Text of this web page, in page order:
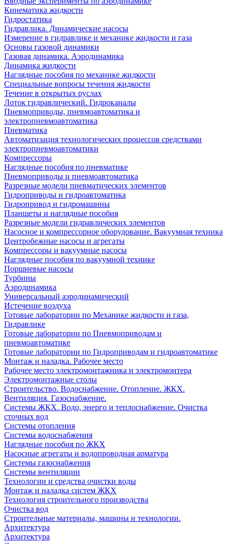
Кинематика жидкости
Гидростатика
Гидравлика. Динамические насосы
Измерение в гидравлике и механике жидкости и газа
Основы газовой динамики
Газовая динамика. Аэродинамика
Динамика жидкости
Наглядные пособия по механике жидкости
Специальные вопросы течения жидкости
Течение в открытых руслах
Лоток гидравлический. Гидроканалы
Пневмоприводы, пневмоавтоматика и
электропневмоавтоматика
Пневматика
Автоматизация технологических процессов средствами
электропневмоавтоматики
Компрессоры
Наглядные пособия по пневматике
Пневмоприводы и пневмоавтоматика
Разрезные модели пневматических элементов
Гидроприводы и гидроавтоматика
Гидропривод и гидромашины
Планшеты и наглядные пособия
Разрезные модели гидравлических элементов
Насосное и компрессорное оборудование. Вакуумная техника
Центробежные насосы и агрегаты
Компрессоры и вакуумные насосы
Наглядные пособия по вакуумной технике
Поршневые насосы
Турбины
Аэродинамика
Универсальный аэродинамический
Истечение воздуха
Готовые лаборатории по Механике жидкости и газа,
Гидравлике
Готовые лаборатории по Пневмоприводам и
пневмоавтоматике
Готовые лаборатории по Гидроприводам и гидроавтоматике
Монтаж и наладка. Рабочее место
Рабочее место электромонтажника и электромонтера
Электромонтажные столы
Строительство. Водоснабжение. Отопление. ЖКХ.
Вентиляция. Газоснабжение.
Системы ЖКХ. Водо, энерго и теплоснабжение. Очистка
сточных вод
Системы отопления
Системы водоснабжения
Наглядные пособия по ЖКХ
Насосные агрегаты и водопроводная арматура
Системы газоснабжения
Системы вентиляции
Технологии и средства очистки воды
Монтаж и наладка систем ЖКХ
Технология строительного производства
Очистка вод
Строительные материалы, машины и технологии.
Архитектура
Архитектура